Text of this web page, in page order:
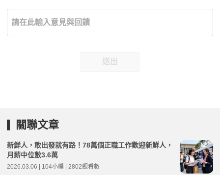
送出
關聯文章
新鮮人，敢出發就有路！78萬個正職工作歡迎新鮮人，
月薪中位數3.6萬
2026.03.06 | 104小編 | 2802觀看數